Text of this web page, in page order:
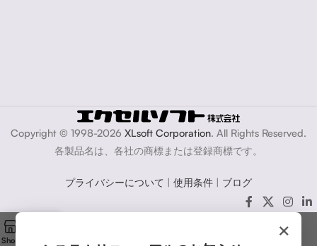
Copyright © 1998-2026 XLsoft Corporation. All Rights Reserved.
各製品名は、各社の商標または登録商標です。
プライバシーについて | 使用条件 | ブログ
Shop ×